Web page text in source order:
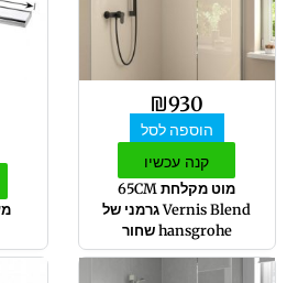
₪930
הוספה לסל
קנה עכשיו
מוט מקלחת 65CM
Vernis Blend גרמני של
hansgrohe שחור